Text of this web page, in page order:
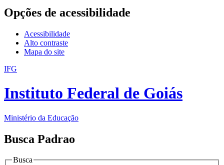
Opções de acessibilidade
Acessibilidade
Alto contraste
Mapa do site
IFG
Instituto Federal de Goiás
Ministério da Educação
Busca Padrao
Busca